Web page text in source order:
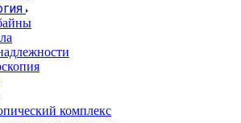
комплекс